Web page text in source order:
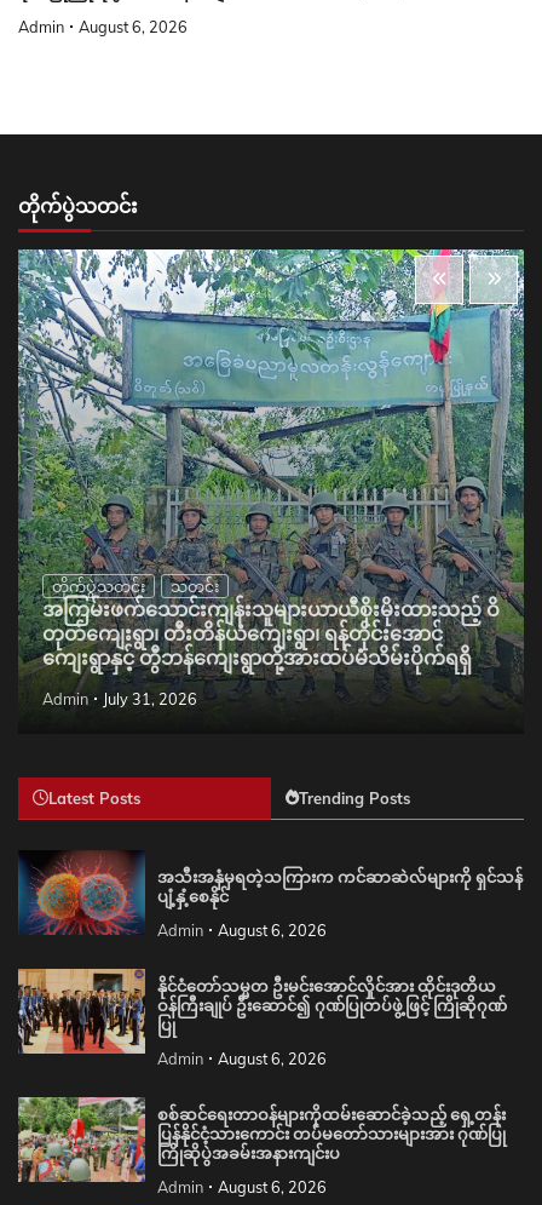
Admin August 6, 2026
တိုက်ပွဲသတင်း
တိုက်ပွဲသတင်း သတင်း
အကြမ်းဖက်သောင်းကျန်းသူများယာယီစိုးမိုးထားသည့် ဝိ
တုတ်ကျေးရွာ၊ တီးတိန်ယံကျေးရွာ၊ ရန်တိုင်းအောင်
ကျေးရွာနှင့် တွီဘန်ကျေးရွာတို့အားထပ်မံသိမ်းပိုက်ရရှိ
Admin July 31, 2026
Latest Posts Trending Posts
အသီးအနှံမှရတဲ့သကြားက ကင်ဆာဆဲလ်များကို ရှင်သန်
ပျံ့နှံ့စေနိုင်
Admin August 6, 2026
နိုင်ငံတော်သမ္မတ ဦးမင်းအောင်လှိုင်အား ထိုင်းဒုတိယ
ဝန်ကြီးချုပ် ဦးဆောင်၍ ဂုဏ်ပြုတပ်ဖွဲ့ဖြင့် ကြိုဆိုဂုဏ်
ပြု
Admin August 6, 2026
စစ်ဆင်ရေးတာဝန်များကိုထမ်းဆောင်ခဲ့သည့် ရှေ့တန်း
ပြန်နိုင်ငံ့သားကောင်း တပ်မတော်သားများအား ဂုဏ်ပြု
ကြိုဆိုပွဲအခမ်းအနားကျင်းပ
Admin August 6, 2026